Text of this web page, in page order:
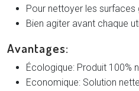
Pour nettoyer les
Bien agiter avant chaque
Avantages:
Écologique: Produit 100%
Economique: Solution